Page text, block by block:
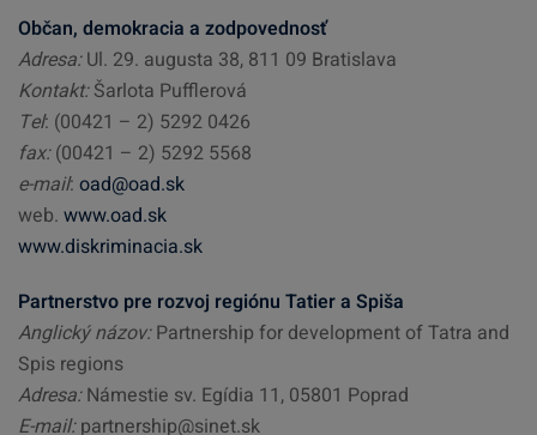
Občan, demokracia a zodpovednosť
Adresa:Ul. 29. augusta 38, 811 09 Bratislava
Kontakt:Šarlota Pufflerová
Tel: (00421 – 2) 5292 0426
fax:(00421 – 2) 5292 5568
e-mail: oad@oad.sk
web. www.oad.sk
www.diskriminacia.sk
Partnerstvo pre rozvoj regiónu Tatier a Spiša
Anglický názov:Partnership for development of Tatra and
Spis regions
Adresa: Námestie sv. Egídia 11, 05801 Poprad
E-mail:partnership@sinet.sk